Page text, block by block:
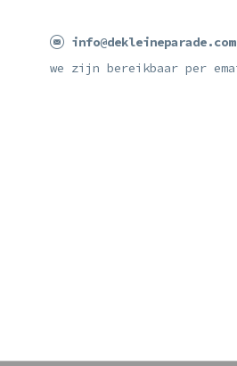
info@dekleineparade.com
we zijn bereikbaar per